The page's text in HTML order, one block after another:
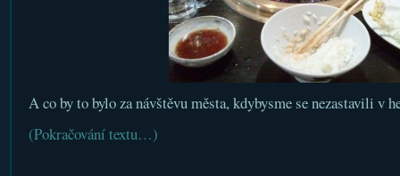
A co by to bylo za návštěvu města, kdybysme se nezastavili v
(Pokračování textu…)